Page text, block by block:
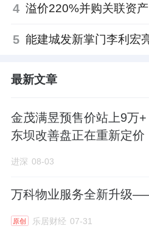
4
5 能建城发新掌门李利宏
最新文章
金茂满昱预售价站上9万+
东坝改善盘正在重新定价
进深 08-03
万科物业服务全新升级
原创 乐居财经 07-31